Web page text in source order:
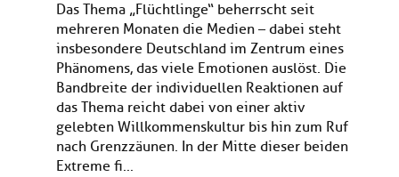
Das Thema „Flüchtlinge“ beherrscht seit
mehreren Monaten die Medien – dabei steht
insbesondere Deutschland im Zentrum eines
Phänomens, das viele Emotionen auslöst. Die
Bandbreite der individuellen Reaktionen auf
das Thema reicht dabei von einer aktiv
gelebten Willkommenskultur bis hin zum Ruf
nach Grenzzäunen. In der Mitte dieser beiden
Extreme fi...